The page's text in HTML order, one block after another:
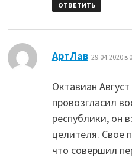
ОТВЕТИТЬ
АртЛав: 29.04.2020 в
Октавиан
провозгласил
республики, он
целителя. Свое
что совершил